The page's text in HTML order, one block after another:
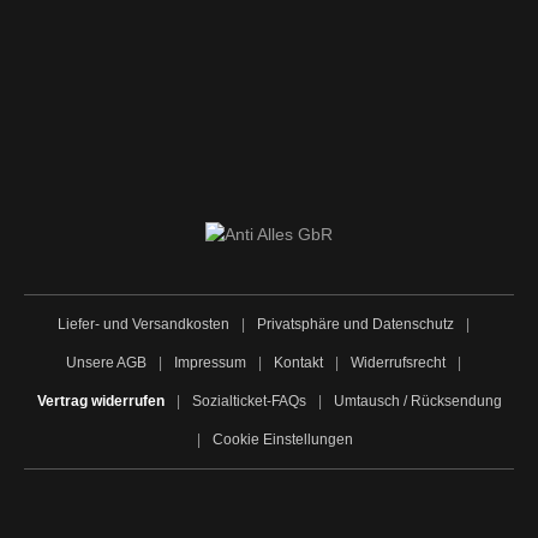
Liefer- und Versandkosten Privatsphäre und Datenschutz
Unsere AGB Impressum Kontakt Widerrufsrecht
Vertrag widerrufen Sozialticket-FAQs Umtausch / Rücksendung
Cookie Einstellungen